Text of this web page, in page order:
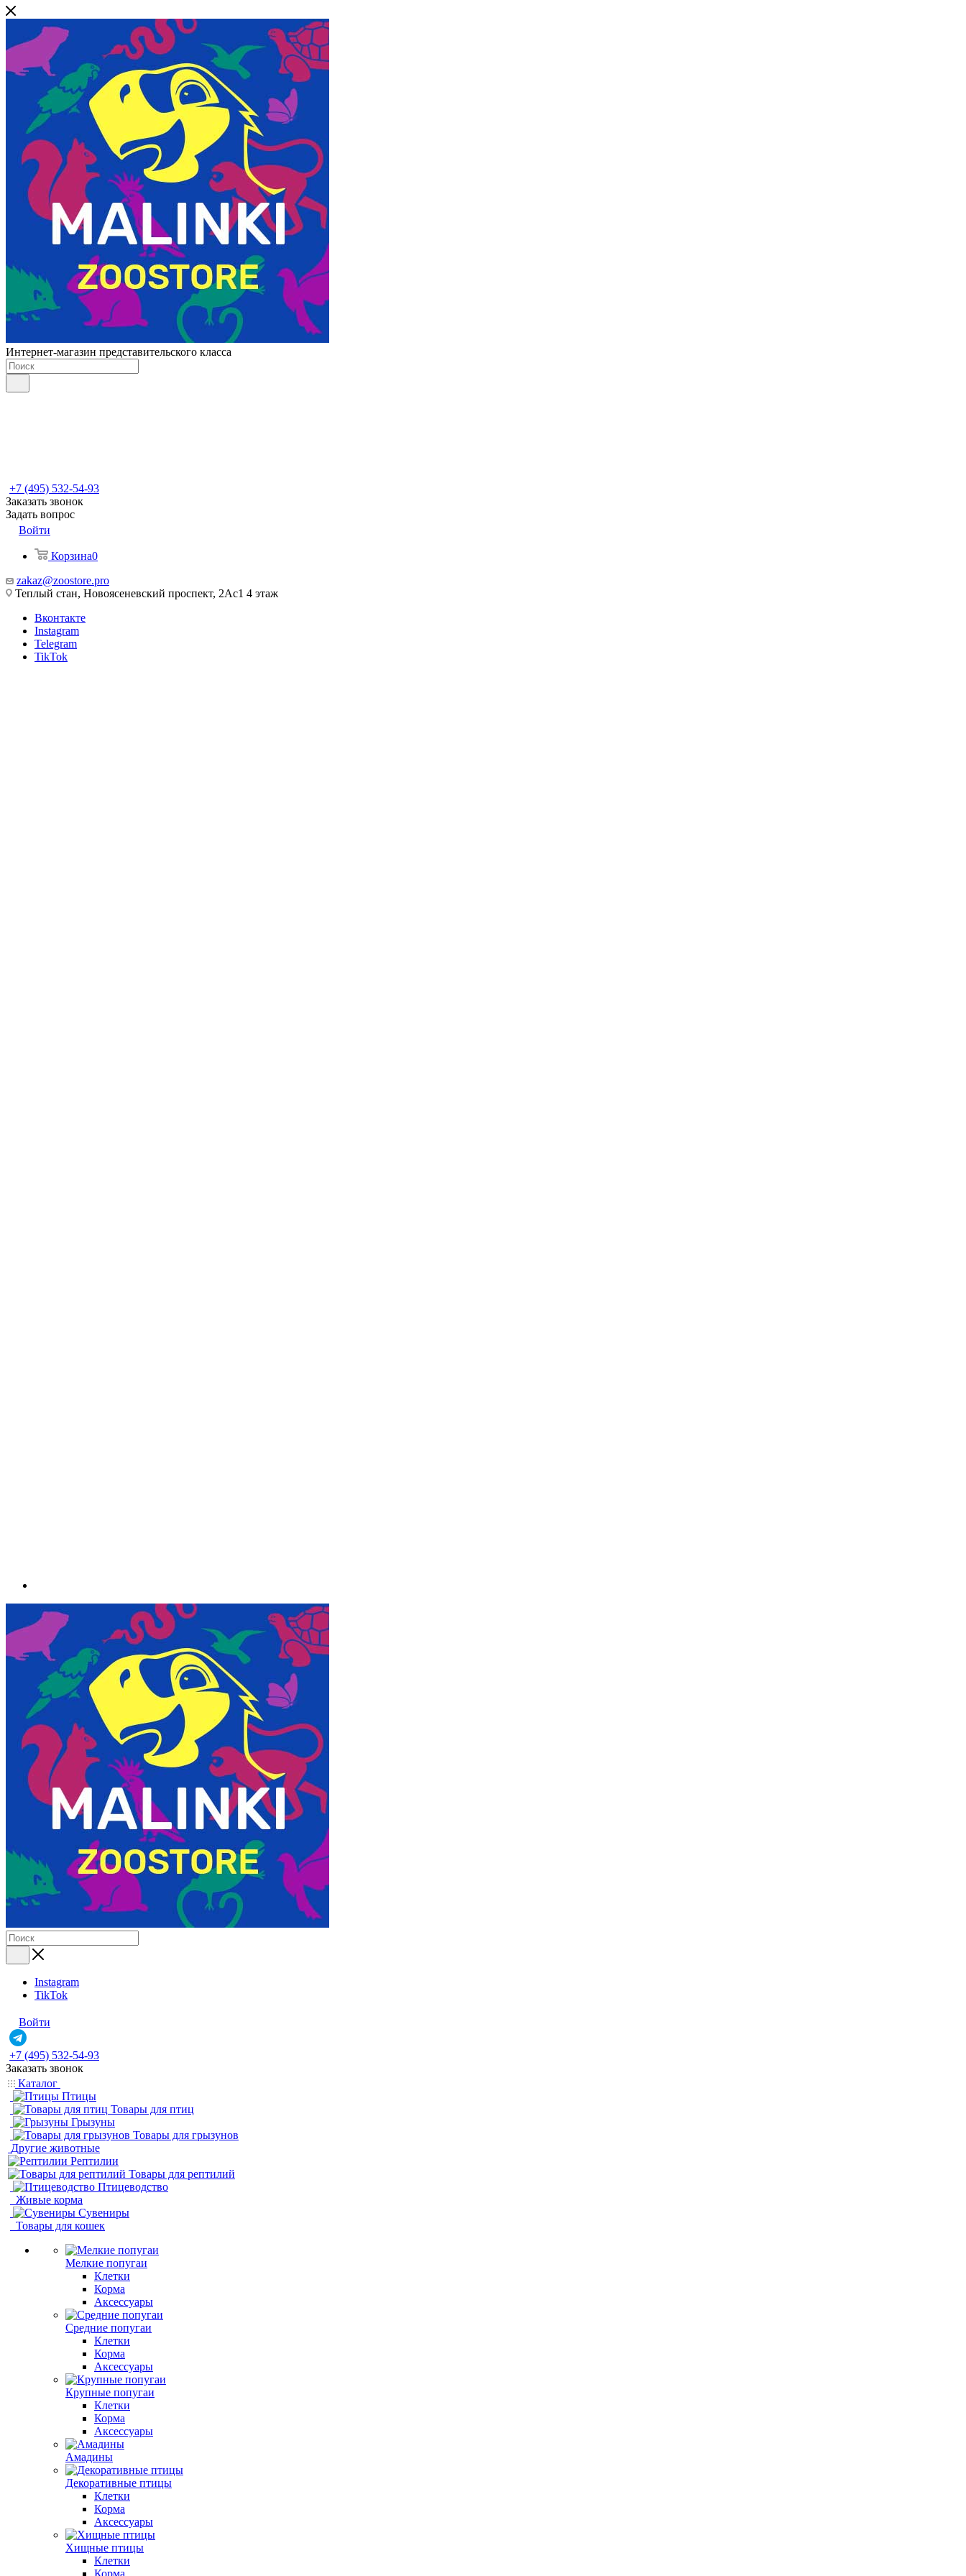
Интернет-магазин представительского класса
+7 (495) 532-54-93
Заказать звонок
Задать вопрос
Войти
Корзина0
zakaz@zoostore.pro
Теплый стан, Новоясеневский проспект, 2Ас1 4 этаж
Вконтакте
Instagram
Telegram
TikTok
Instagram
TikTok
Войти
+7 (495) 532-54-93
Заказать звонок
Каталог
Птицы
Товары для птиц
Грызуны
Товары для грызунов
Другие животные
Рептилии
Товары для рептилий
Птицеводство
Живые корма
Сувениры
Товары для кошек
Мелкие попугаи
Клетки
Корма
Аксессуары
Средние попугаи
Клетки
Корма
Аксессуары
Крупные попугаи
Клетки
Корма
Аксессуары
Амадины
Декоративные птицы
Клетки
Корма
Аксессуары
Хищные птицы
Клетки
Корма